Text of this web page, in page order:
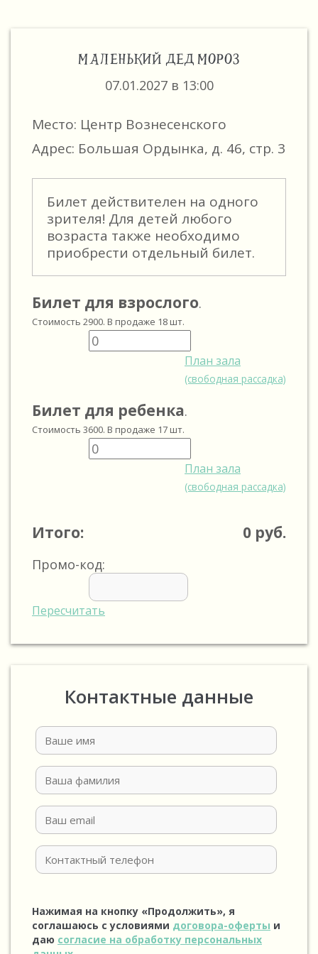
МАЛЕНЬКИЙ ДЕД МОРОЗ
07.01.2027 в 13:00
Место: Центр Вознесенского
Адрес: Большая Ордынка, д. 46, стр. 3
Билет действителен на одного
зрителя! Для детей любого
возраста также необходимо
приобрести отдельный билет.
Билет для взрослого.
Стоимость 2900. В продаже 18 шт.
План зала
(свободная рассадка)
Билет для ребенка.
Стоимость 3600. В продаже 17 шт.
План зала
(свободная рассадка)
Итого: 0 руб.
Промо-код:
Пересчитать
Контактные данные
Нажимая на кнопку «Продолжить», я
соглашаюсь с условиями договора-оферты и
даю согласие на обработку персональных